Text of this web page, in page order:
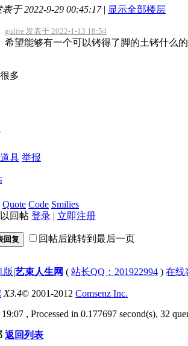
表于 2022-9-29 00:45:17 | 显示全部楼层
gulite 发表于 2022-1-13 18:54
希望能够有一个可以铐得了脚的土铐什么
多
具 举报
Quote Code Smilies
回帖 登录 | 立即注册
回复 回帖后跳转到最后一页
版|艺束人生网 ( 站长QQ：201922994 ) 在线
X3.4© 2001-2012 Comsenz Inc.
, Processed in 0.177697 second(s), 32
返回列表